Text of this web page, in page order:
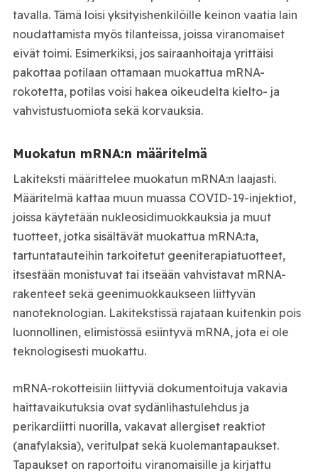
tavalla. Tämä loisi yksityishenkilöille keinon vaatia lain
noudattamista myös tilanteissa, joissa viranomaiset
eivät toimi. Esimerkiksi, jos sairaanhoitaja yrittäisi
pakottaa potilaan ottamaan muokattua mRNA-
rokotetta, potilas voisi hakea oikeudelta kielto- ja
vahvistustuomiota sekä korvauksia.
Muokatun mRNA:n määritelmä
Lakiteksti määrittelee muokatun mRNA:n laajasti.
Määritelmä kattaa muun muassa COVID-19-injektiot,
joissa käytetään nukleosidimuokkauksia ja muut
tuotteet, jotka sisältävät muokattua mRNA:ta,
tartuntatauteihin tarkoitetut geeniterapiatuotteet,
itsestään monistuvat tai itseään vahvistavat mRNA-
rakenteet sekä geenimuokkaukseen liittyvän
nanoteknologian. Lakitekstissä rajataan kuitenkin pois
luonnollinen, elimistössä esiintyvä mRNA, jota ei ole
teknologisesti muokattu.
mRNA-rokotteisiin liittyviä dokumentoituja vakavia
haittavaikutuksia ovat sydänlihastulehdus ja
perikardiitti nuorilla, vakavat allergiset reaktiot
(anafylaksia), veritulpat sekä kuolemantapaukset.
Tapaukset on raportoitu viranomaisille ja kirjattu